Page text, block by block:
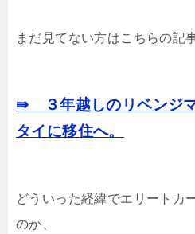
まだ見てない方はこちらの記
⇛ ３年越しのリベンジ
タイに移住へ。
どういった経緯でエリートカ
のか、